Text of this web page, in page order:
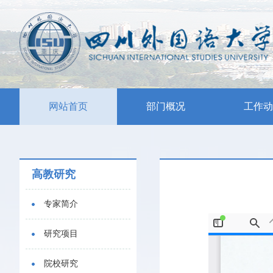
网站首页 部门概况 工作
高教研究
专家简介
研究项目
院校研究